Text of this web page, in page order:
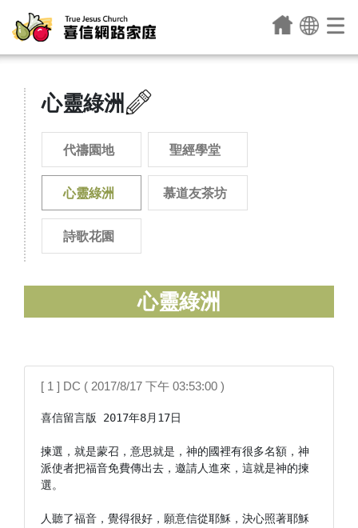
心靈綠洲
代禱園地 聖經學堂
心靈綠洲 慕道友茶坊
詩歌花園
心靈綠洲
[ 1 ] DC ( 2017/8/17 下午 03:53:00 )
喜信留言版 2017年8月17日
揀選，就是蒙召，意思就是，神的國裡有很多名額，神
派使者把福音免費傳出去，邀請人進來，這就是神的揀
選。
人聽了福音，覺得很好，願意信從耶穌，決心照著耶穌